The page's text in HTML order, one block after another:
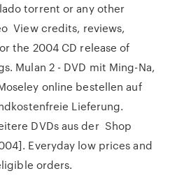
torrent or any other
View credits, reviews,
the 2004 CD release of
Mulan 2 - DVD mit Ming-Na,
online bestellen auf
Lieferung.
DVDs aus der Shop
Everyday low prices and
orders.